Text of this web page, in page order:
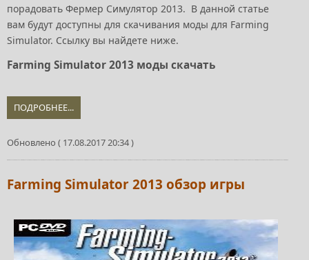
порадовать Фермер Симулятор 2013. В данной статье
вам будут доступны для скачивания моды для Farming
Simulator. Ссылку вы найдете ниже.
Farming Simulator 2013 моды скачать
ПОДРОБНЕЕ...
Обновлено ( 17.08.2017 20:34 )
Farming Simulator 2013 обзор игры